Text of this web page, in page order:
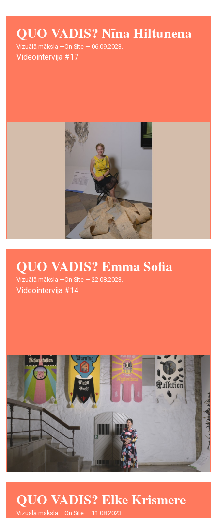
QUO VADIS? Nīna Hiltunena
vizuālā māksla —On Site — 06.09.2023.
Videointervija #17
QUO VADIS? Emma Sofia
vizuālā māksla —On Site — 22.08.2023.
Videointervija #14
QUO VADIS? Elke Krismere
vizuālā māksla —On Site — 11.08.2023.